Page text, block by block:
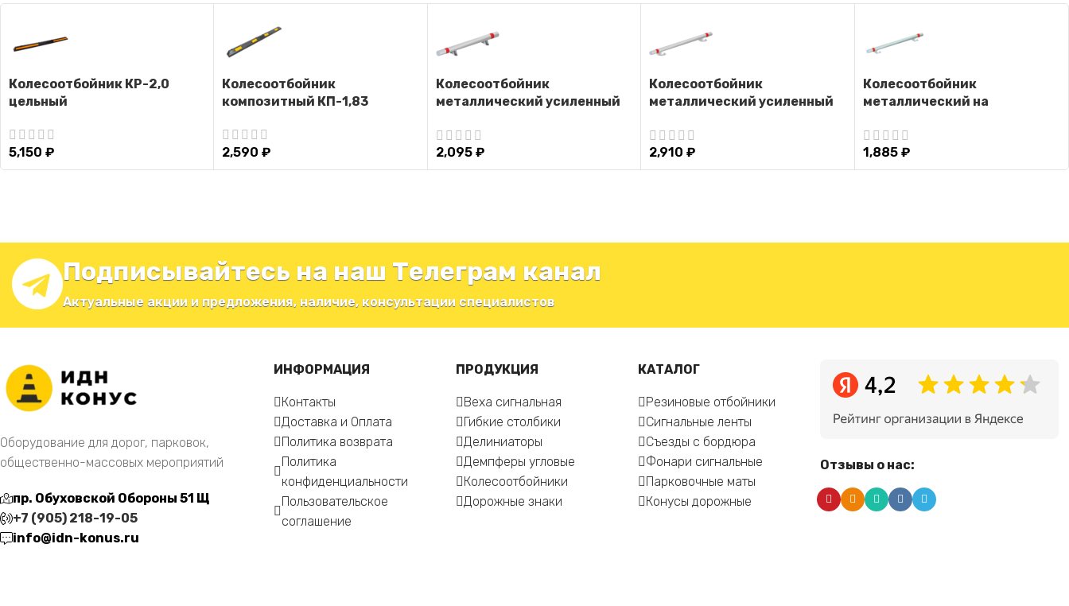
Колесоотбойник КР-2,0
цельный
5,150 ₽
Колесоотбойник
композитный КП-1,83
2,590₽
Колесоотбойник
металлический усиленный
2,095 ₽
Колесоотбойник
металлический усиленный
2,910₽
Колесоотбойник
металлический на
1,885 ₽
Подписывайтесь на наш Телеграм канал
Актуальные акции и предложения, наличие, консультации специалистов
Оборудование для дорог, парковок,
общественно-массовых мероприятий
пр. Обуховской Обороны 51 Щ
+7 (905) 218-19-05
info@idn-konus.ru
ИНФОРМАЦИЯ
Контакты
Доставка и Оплата
Политика возврата
Политика
конфиденциальности
Пользовательское
соглашение
ПРОДУКЦИЯ
Веха сигнальная
Гибкие столбики
Делиниаторы
Демпферы угловые
Колесоотбойники
Дорожные знаки
КАТАЛОГ
Резиновые отбойники
Сигнальные ленты
Съезды с бордюра
Фонари сигнальные
Парковочные маты
Конусы дорожные
Отзывы о нас: